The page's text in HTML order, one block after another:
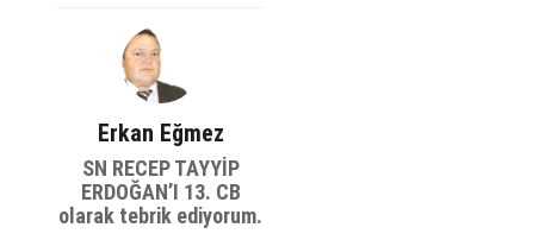
Erkan Eğmez
SN RECEP TAYYİP
ERDOĞAN’I 13. CB
olarak tebrik ediyorum.